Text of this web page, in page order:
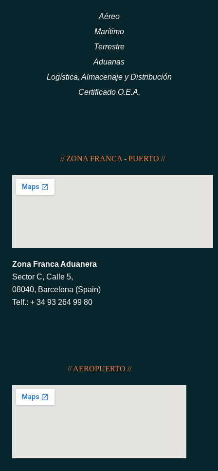
Aéreo
Marítimo
Terrestre
Aduanas
Logística, Almacenaje y Distribución
Certificado O.E.A.
// ZONA FRANCA - PUERTO //
Zona Franca Aduanera
Sector C, Calle 5,
08040, Barcelona (Spain)
Telf.: + 34 93 264 99 80
// AEROPUERTO //